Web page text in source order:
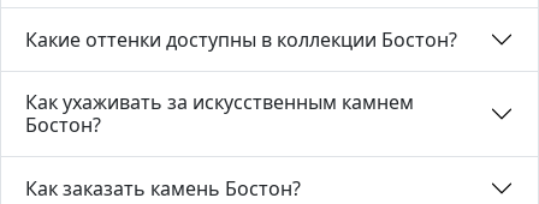
Какие оттенки доступны в коллекции Бостон?
Как ухаживать за искусственным камнем
Бостон?
Как заказать камень Бостон?